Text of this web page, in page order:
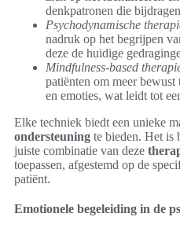
denkpatronen die
Psychodynamische
nadruk op het begrijpen
deze de huidige
Mindfulness-based
patiënten om meer
en emoties, wat leidt tot
Elke techniek biedt een unieke
ondersteuning te bieden. Het is
juiste combinatie van deze
toepassen, afgestemd op de
patiënt.
Emotionele begeleiding in de